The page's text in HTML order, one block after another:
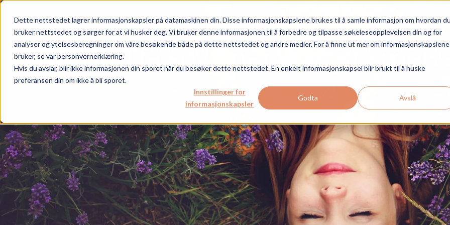
Dette nettstedet lagrer informasjonskapsler på datamaskinen din. Disse informasjonskapslene brukes til å samle informasjon om hvordan du
bruker nettstedet og sørger for at vi husker deg. Vi bruker denne informasjonen til å forbedre og tilpasse søkeleseopplevelsen din og for
analyser og ytelsesberegninger om våre besøkende både på dette nettstedet og andre medier. For å finne ut mer om
bruker, se vår personvernerklæring.
Hvis du avslår, blir ikke informasjonen din sporet når du besøker dette nettstedet. Én enkelt informasjonskapsel blir brukt til å huske
preferansen din om ikke å bli sporet.
Innstillinger for
informasjonskapsler
Godta Avslå
Artikler Om Life with.
NO
Hverdagen +
MBC og tid
MBC og identitet
MBC og følelser
MBC og økonomi / jobb
MBC og ernæring / kropp
MBC og livets slutt
Andres MBC-
Ms. Noisy
Nyttige linker
Sykdommen +
Typer av MBC
Behandling av MBC
Bivirkninger
Statistikk og fakta
Pågående studier
Delta i kliniske
Pårørende +
Hvordan hjelpe?
Hva med barna?
Hva er MBC?
Vanskelige følelser
Andres MBC-historier
Hva er MBC?
Hvordan hjelpe?
Andres MBC-historier
Hvordan få sove når du har